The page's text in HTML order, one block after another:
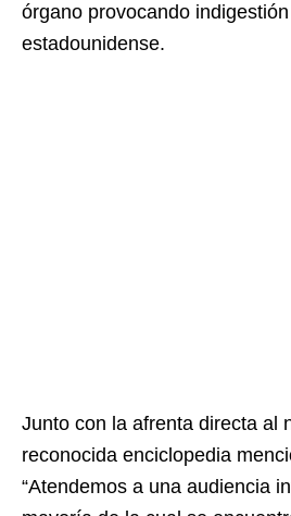
órgano provocando
estadounidense.
Junto con la afrenta directa al
reconocida enciclopedia
“Atendemos a una audiencia